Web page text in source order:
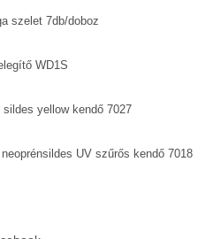
szelet 7db/doboz
WD1S
sildes yellow kendő 7027
UV szűrős kendő 7018